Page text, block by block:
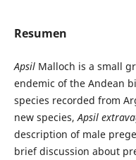
Resumen
ApsilMalloch is a small
endemic of the Andean
species recorded from
new species,Apsil
description of male
brief discussion about